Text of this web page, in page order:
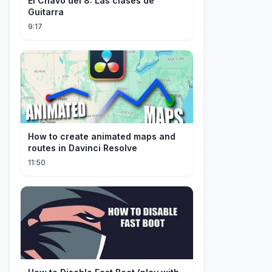
Guitarra
9:17
How to create animated maps and
routes in Davinci Resolve
11:50